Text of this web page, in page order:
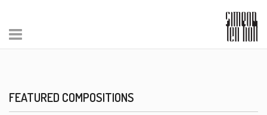
FEATURED COMPOSITIONS